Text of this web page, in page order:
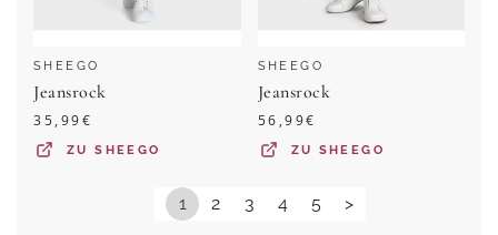
SHEEGO
Jeansrock
35,99€
ZUSHEEGO
SHEEGO
Jeansrock
56,99€
ZU SHEEGO
1 2 3 4 5 >